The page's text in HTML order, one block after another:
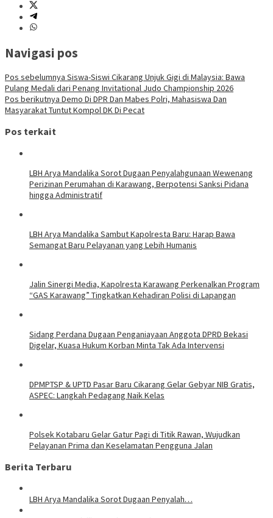
Navigasi pos
Pos sebelumnya Siswa-Siswi Cikarang Unjuk Gigi di Malaysia: Bawa
Pulang Medali dari Penang Invitational Judo Championship 2026
Pos berikutnya Demo Di DPR Dan Mabes Polri, Mahasiswa Dan
Masyarakat Tuntut Kompol DK Di Pecat
Pos terkait
LBH Arya Mandalika Sorot Dugaan Penyalahgunaan Wewenang
Perizinan Perumahan di Karawang, Berpotensi Sanksi Pidana
hingga Administratif
LBH Arya Mandalika Sambut Kapolresta Baru: Harap Bawa
Semangat Baru Pelayanan yang Lebih Humanis
Jalin Sinergi Media, Kapolresta Karawang Perkenalkan Program
“GAS Karawang” Tingkatkan Kehadiran Polisi di Lapangan
Sidang Perdana Dugaan Penganiayaan Anggota DPRD Bekasi
Digelar, Kuasa Hukum Korban Minta Tak Ada Intervensi
DPMPTSP & UPTD Pasar Baru Cikarang Gelar Gebyar NIB Gratis,
ASPEC: Langkah Pedagang Naik Kelas
Polsek Kotabaru Gelar Gatur Pagi di Titik Rawan, Wujudkan
Pelayanan Prima dan Keselamatan Pengguna Jalan
Berita Terbaru
LBH Arya Mandalika Sorot Dugaan Penyalah…